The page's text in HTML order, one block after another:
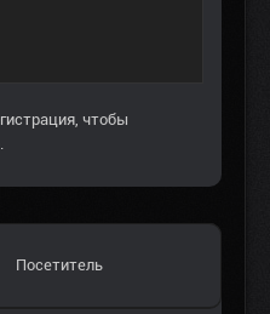
, чтобы
Посетитель